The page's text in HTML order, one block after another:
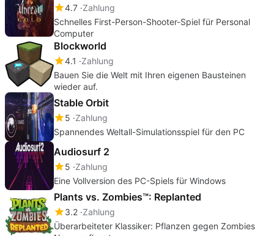
4.7 Zahlung
Schnelles First-Person-Shooter-Spiel für Personal
Computer
Blockworld
4.1
Zahlung
Bauen Sie die Welt mit Ihren eigenen Bausteinen
wieder auf.
Stable Orbit
5 Zahlung
Spannendes Weltall-Simulationsspiel für den PC
Audiosurf 2
5 Zahlung
Eine Vollversion des PC-Spiels für Windows
Plants vs. Zombies™: Replanted
3.2 Zahlung
Überarbeiteter Klassiker: Pflanzen gegen Zombies